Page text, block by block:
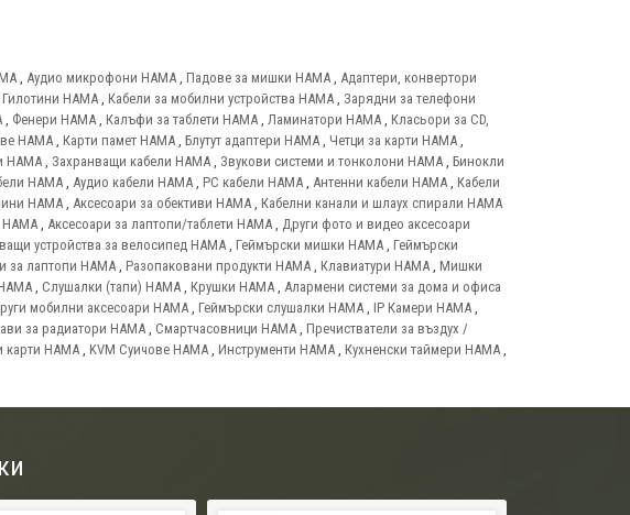
Аудио микрофони HAMA Падове за мишки HAMA
Адаптери, конвертори
Гилотини HAMA Кабели за мобилни устройства HAMA
Зарядни за телефони
Фенери HAMA Калъфи за таблети HAMA Ламинатори HAMA
Класьори за CD,
HAMA Карти памет HAMA Блутут адаптери HAMA Четци за карти HAMA
HAMA Захранващи кабели HAMA Звукови системи и тонколони HAMA Бинокли
HAMA Аудио кабели HAMA PC кабели HAMA Антенни кабели HAMA
Кабели
HAMA Аксесоари за обективи HAMA
Кабелни канали и шлаух спирали HAMA
Аксесоари за лаптопи/таблети HAMA
Други фото и видео аксесоари
устройства за велосипед HAMA Геймърски мишки HAMA
Геймърски
за лаптопи HAMA Разопаковани продукти HAMA Клавиатури HAMA
Мишки
Слушалки (тапи) HAMA Крушки HAMA
Алармени системи за дома и офиса
мобилни аксесоари HAMA Геймърски слушалки HAMA IP Камери HAMA
за радиатори HAMA Смартчасовници HAMA
Пречистватели за въздух /
HAMA KVM Суичове HAMA Инструменти HAMA Кухненски таймери HAMA